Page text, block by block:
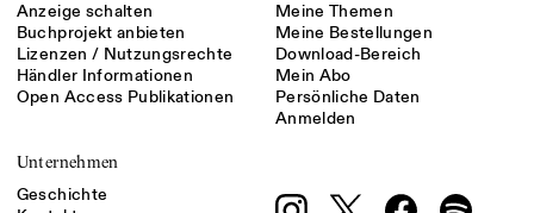
Anzeige schalten
Buchprojekt anbieten
Lizenzen / Nutzungsrechte
Händler Informationen
Open Access Publikationen
Meine Themen
Meine Bestellungen
Download-Bereich
Mein Abo
Persönliche Daten
Anmelden
Unternehmen
Geschichte